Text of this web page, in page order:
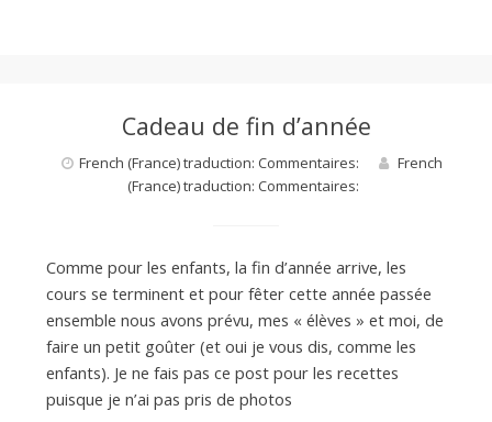
Cadeau de fin d’année
French (France) traduction: Commentaires:
French
(France) traduction: Commentaires:
Comme pour les enfants, la fin d’année arrive, les
cours se terminent et pour fêter cette année passée
ensemble nous avons prévu, mes « élèves » et moi, de
faire un petit goûter (et oui je vous dis, comme les
enfants). Je ne fais pas ce post pour les recettes
puisque je n’ai pas pris de photos